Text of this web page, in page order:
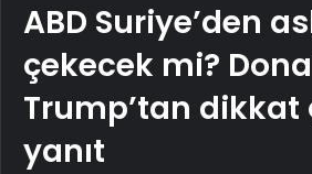
ABD Suriye’den
çekecek mi?
Trump’tan dikkat
yanıt